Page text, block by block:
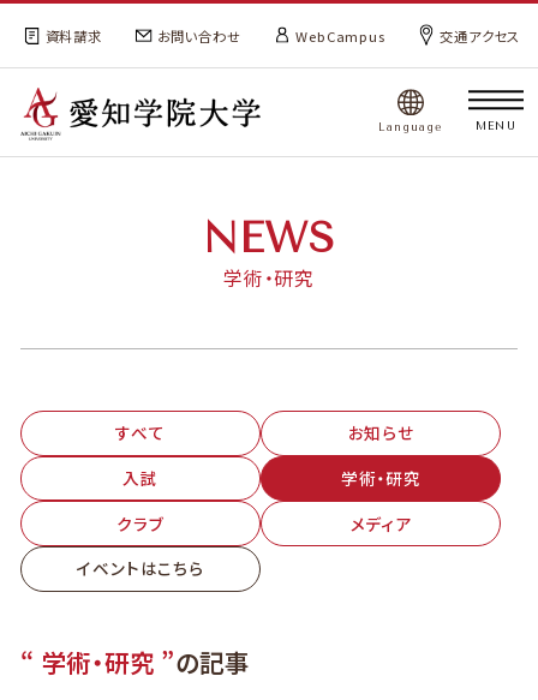
資料請求 お問い合わせ WebCampus 交通アクセス
Language MENU
NEWS
学術・研究
すべて
お知らせ
入試
学術・研究
クラブ
メディア
イベントはこちら
“ 学術・研究 ”の記事